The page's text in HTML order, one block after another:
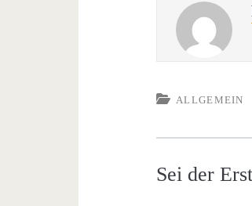
ALLGEMEIN
Sei der